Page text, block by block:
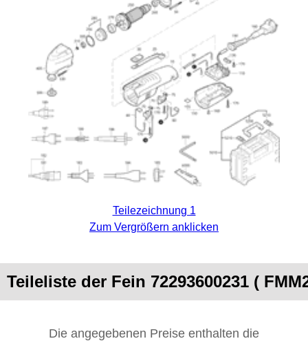
Teilezeichnung 1
Zum Vergrößern anklicken
Teileliste der Fein 72293600231 (
Die angegebenen Preise enthalten die